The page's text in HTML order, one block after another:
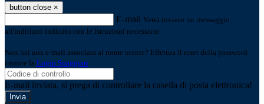
button close ×
E-mail Verrà inviato un messaggio
all'indirizzo indicato con le istruzioni necessarie.
Non hai una e-mail associata al nome utente? Effettua il reset della password
tramite la Login Spaggiari
E-mail inviata, si prega di controllare la casella di posta elettronica!